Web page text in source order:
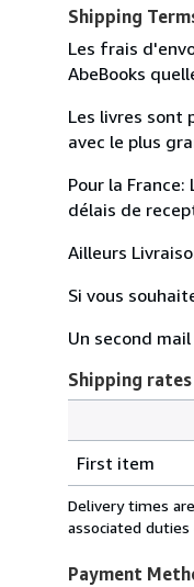
Shipping
Les frais
AbeBooks
Les livres sont
avec le plus
Pour la
délais de
Ailleurs
Si vous
Un second
Shipping
rates
from
France
U.S.A.
First item
Delivery times
associated
Payment